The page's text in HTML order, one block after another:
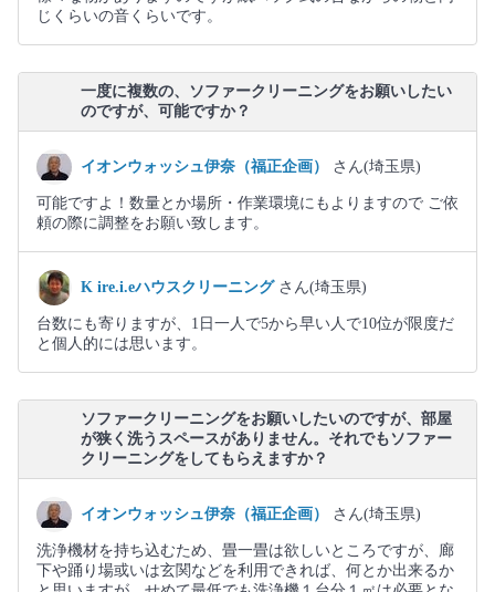
じくらいの音くらいです。
一度に複数の、ソファークリーニングをお願いしたい
のですが、可能ですか？
イオンウォッシュ伊奈（福正企画） さん(埼玉県)
可能ですよ！数量とか場所・作業環境にもよりますので ご依
頼の際に調整をお願い致します。
K ire.i.eハウスクリーニング さん(埼玉県)
台数にも寄りますが、1日一人で5から早い人で10位が限度だ
と個人的には思います。
ソファークリーニングをお願いしたいのですが、部屋
が狭く洗うスペースがありません。それでもソファー
クリーニングをしてもらえますか？
イオンウォッシュ伊奈（福正企画） さん(埼玉県)
洗浄機材を持ち込むため、畳一畳は欲しいところですが、廊
下や踊り場或いは玄関などを利用できれば、何とか出来るか